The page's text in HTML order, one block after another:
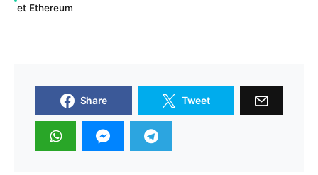
et Ethereum
Share Tweet